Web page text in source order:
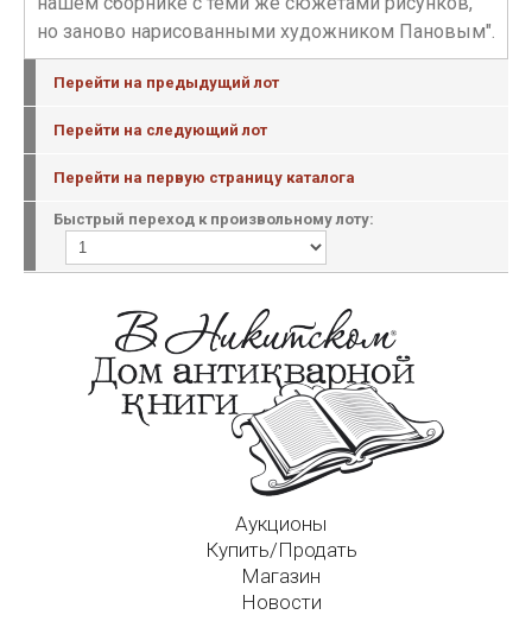
но заново нарисованными художником Пановым".
Перейти на предыдущий лот
Перейти на следующий лот
Перейти на первую страницу каталога
Быстрый переход к произвольному лоту:
Аукционы
Купить/Продать
Магазин
Новости